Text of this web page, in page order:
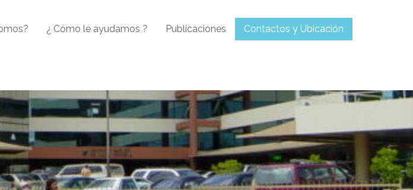
¿ Cómo le ayudamos ? Publicaciones Contactos y Ubicación